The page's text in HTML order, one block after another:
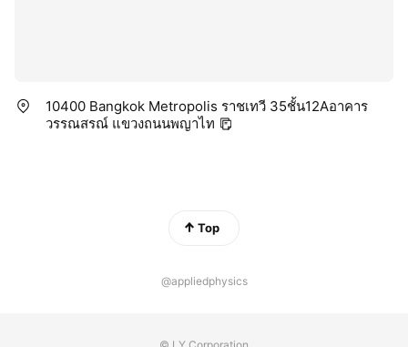
10400 Bangkok Metropolis ราชเทวี 35ชั้น12Aอาคาร
วรรณสรณ์ แขวงถนนพญาไท
Top
@appliedphysics